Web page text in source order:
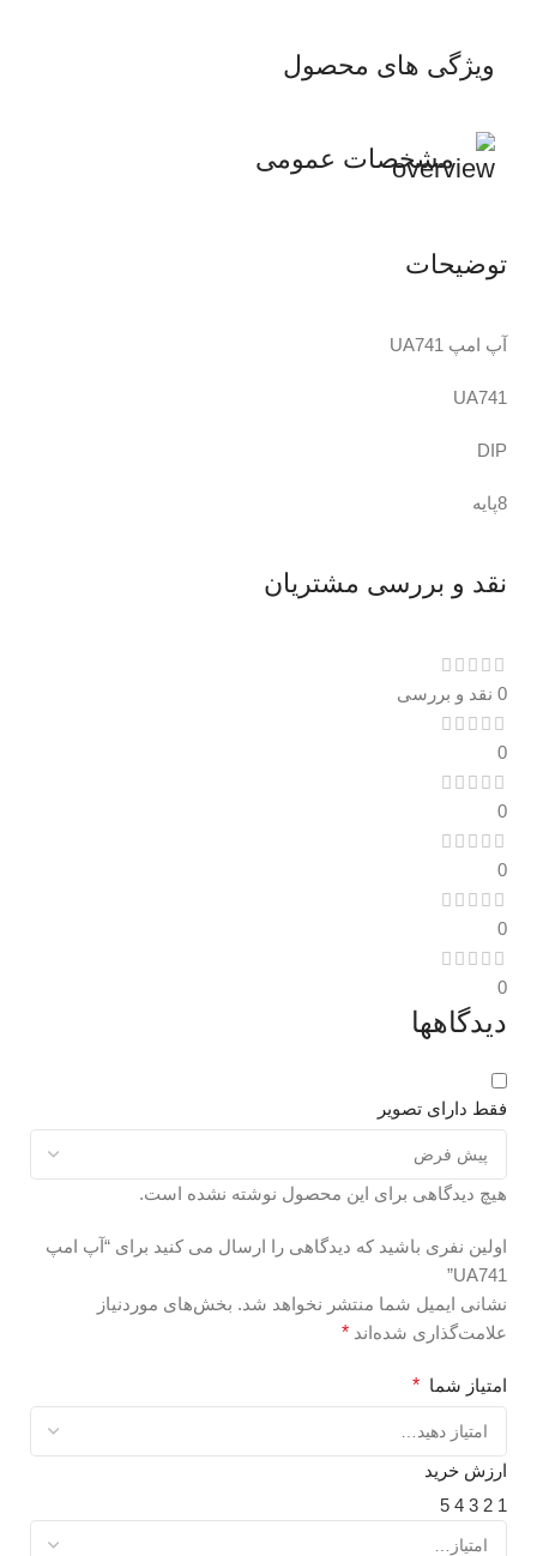
توضیحات
آپ امپ UA741
UA741
DIP
8پایه
ویژگی های محصول
مشخصات عمومی
نقد و بررسی مشتریان
0 نقد و بررسی
0
0
0
0
0
دیدگاهها
فقط دارای تصویر
هیچ دیدگاهی برای این محصول نوشته نشده است.
اولین نفری باشید که دیدگاهی را ارسال می کنید برای “آپ امپ
UA741”
نشانی ایمیل شما منتشر نخواهد شد. بخش‌های موردنیاز
علامت‌گذاری شده‌اند *
امتیاز شما *
ارزش خرید
1
2
3
4
5